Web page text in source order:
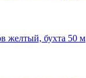
желтый, бухта 50 м